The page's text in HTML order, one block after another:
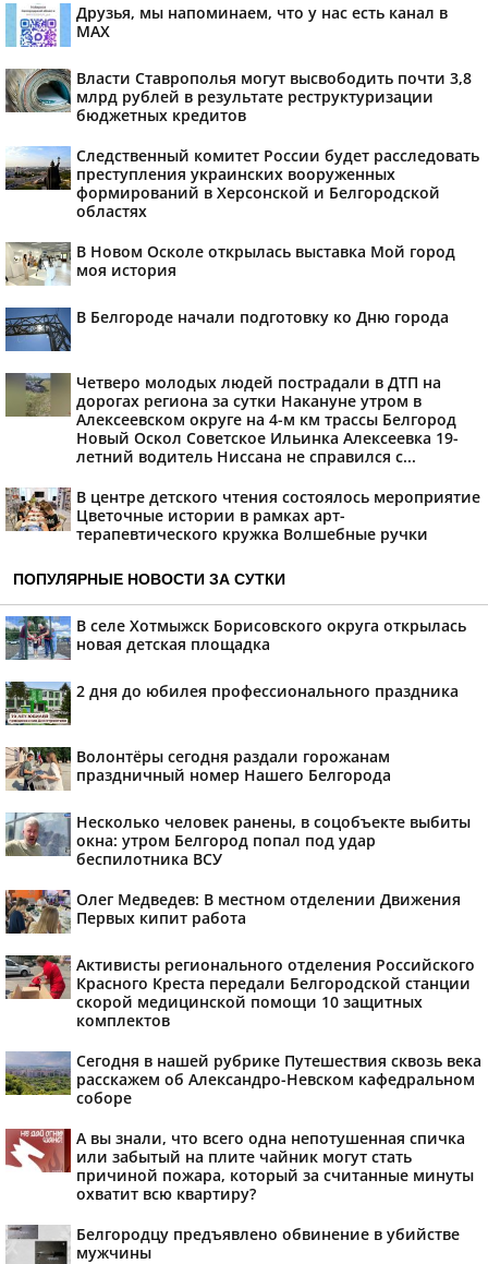
Друзья, мы напоминаем, что у нас есть канал в
МАХ
Власти Ставрополья могут высвободить почти 3,8
млрд рублей в результате реструктуризации
бюджетных кредитов
Следственный комитет России будет расследовать
преступления украинских вооруженных
формирований в Херсонской и Белгородской
областях
В Новом Осколе открылась выставка Мой город
моя история
В Белгороде начали подготовку ко Дню города
Четверо молодых людей пострадали в ДТП на
дорогах региона за сутки Накануне утром в
Алексеевском округе на 4-м км трассы Белгород
Новый Оскол Советское Ильинка Алексеевка 19-
летний водитель Ниссана не справился с...
В центре детского чтения состоялось мероприятие
Цветочные истории в рамках арт-
терапевтического кружка Волшебные ручки
ПОПУЛЯРНЫЕ НОВОСТИ ЗА СУТКИ
В селе Хотмыжск Борисовского округа открылась
новая детская площадка
2 дня до юбилея профессионального праздника
Волонтёры сегодня раздали горожанам
праздничный номер Нашего Белгорода
Несколько человек ранены, в соцобъекте выбиты
окна: утром Белгород попал под удар
беспилотника ВСУ
Олег Медведев: В местном отделении Движения
Первых кипит работа
Активисты регионального отделения Российского
Красного Креста передали Белгородской станции
скорой медицинской помощи 10 защитных
комплектов
Сегодня в нашей рубрике Путешествия сквозь века
расскажем об Александро-Невском кафедральном
соборе
А вы знали, что всего одна непотушенная спичка
или забытый на плите чайник могут стать
причиной пожара, который за считанные минуты
охватит всю квартиру?
Белгородцу предъявлено обвинение в убийстве
мужчины